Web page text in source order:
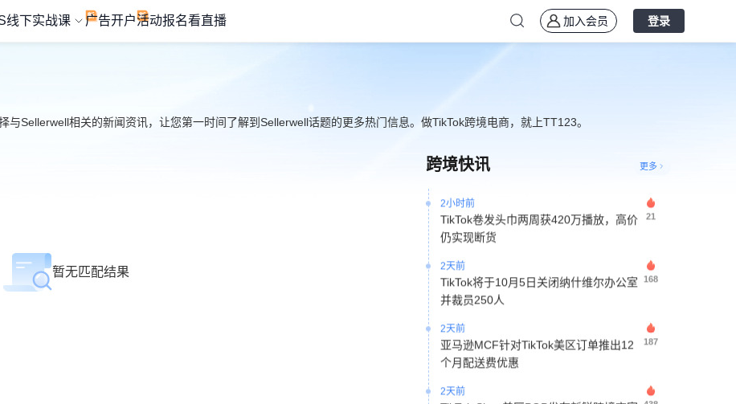
线下实战课 广告开户活动报名看直播 加入会员 登录
Sellerwell相关的新闻资讯，让您第一时间了解到Sellerwell话题的更多热门信息。做TikTok跨境电商，就上TT123。
暂无匹配结果
跨境快讯 更多
2小时前
销售8971件
TikTok卷发头巾两周获420万播放，高价
仍实现断货
21
TikTok将于10月5日关闭纳什维尔办公室
并裁员250人
168
亚马逊MCF针对TikTok美区订单推出12
个月配送费优惠
187
TikTok Shop美区POP发布新锐跨境商家 438